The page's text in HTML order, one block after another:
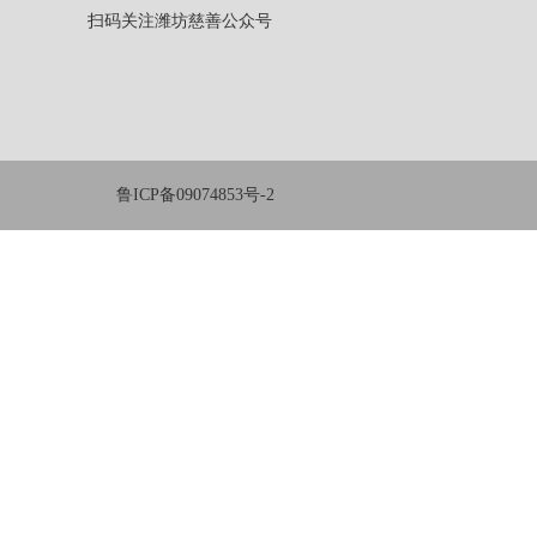
扫码关注潍坊慈善公众号
鲁ICP备09074853号-2